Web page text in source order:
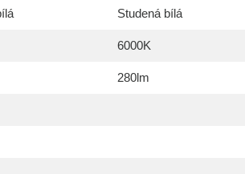
Studená bílá
6000K
280lm